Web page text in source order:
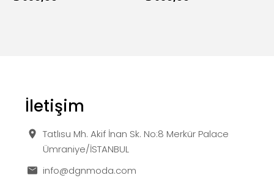
İletişim
Tatlısu Mh. Akif İnan Sk. No:8 Merkür Palace
Ümraniye/İSTANBUL
info@dgnmoda.com